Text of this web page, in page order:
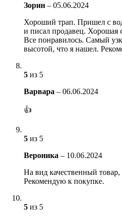
Зорин – 05.06.2024
Хороший трап. Пришел с
и писал продавец. Хорошая
Все понравилось. Самый
высотой, что я нашел.
5 из 5
Варвара – 06.06.2024
👍
5 из 5
Вероника – 10.06.2024
На вид качественный
Рекомендую к покупке.
5 из 5